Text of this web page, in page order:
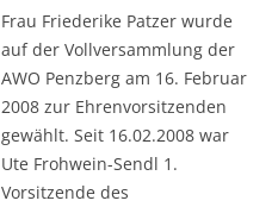
Frau Friederike Patzer wurde
auf der Vollversammlung der
AWO Penzberg am 16. Februar
2008 zur Ehrenvorsitzenden
gewählt. Seit 16.02.2008 war
Ute Frohwein-Sendl 1.
Vorsitzende des